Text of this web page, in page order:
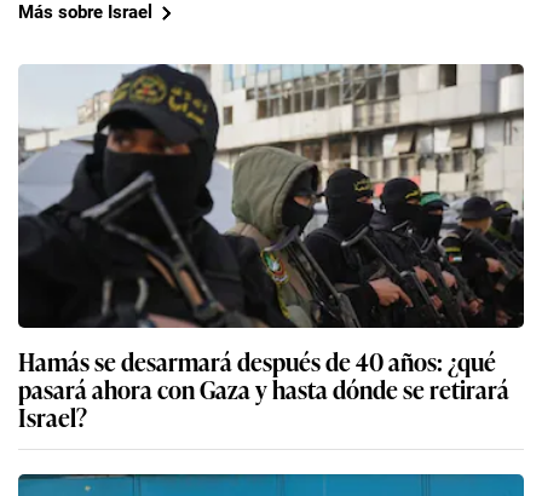
Más sobre Israel
Hamás se desarmará después de 40 años: ¿qué
pasará ahora con Gaza y hasta dónde se retirará
Israel?